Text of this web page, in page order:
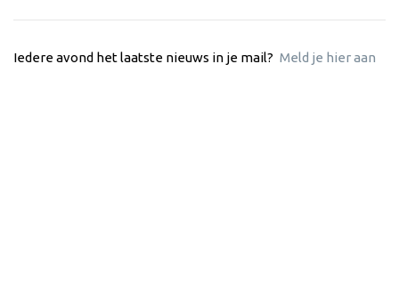
Iedere avond het laatste nieuws in je mail? Meld je hier aan